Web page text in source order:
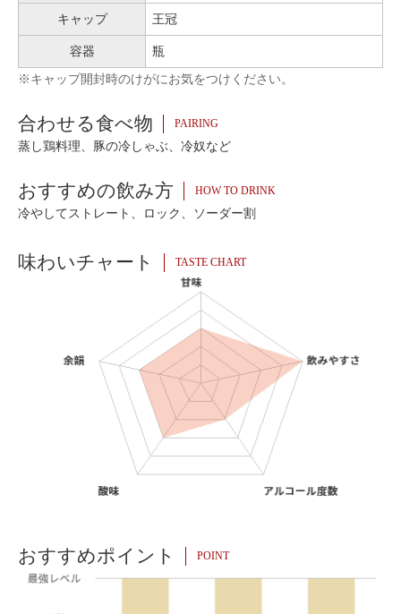
キャップ 王冠
容器 瓶
※キャップ開封時のけがにお気をつけください。
合わせる食べ物 PAIRING
蒸し鶏料理、豚の冷しゃぶ、冷奴など
おすすめの飲み方 HOW TO DRINK
冷やしてストレート、ロック、ソーダー割
味わいチャート TASTE CHART
おすすめポイント POINT